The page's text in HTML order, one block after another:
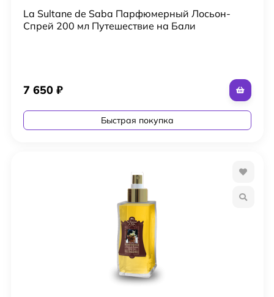
La Sultane de Saba Парфюмерный Лосьон-
Спрей 200 мл Путешествие на Бали
7 650 ₽
Быстрая покупка